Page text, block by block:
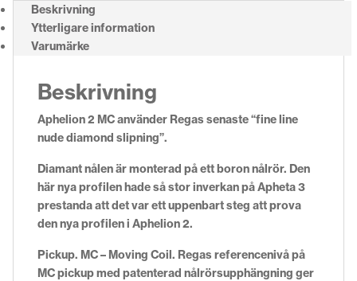
Beskrivning
Ytterligare information
Varumärke
Beskrivning
Aphelion 2 MC använder Regas senaste “fine line
nude diamond slipning”.
Diamant nålen är monterad på ett boron nålrör. Den
här nya profilen hade så stor inverkan på Apheta 3
prestanda att det var ett uppenbart steg att prova
den nya profilen i Aphelion 2.
Pickup. MC – Moving Coil. Regas referencenivå på
MC pickup med patenterad nålrörsupphängning ger